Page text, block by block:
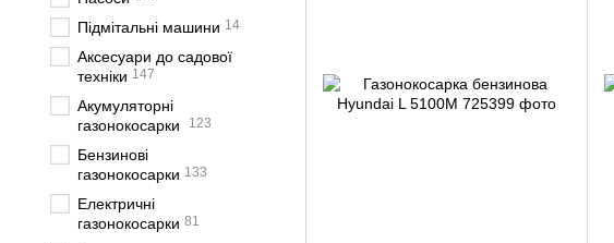
Підмітальні машини 14
Аксесуари до садової
техніки 147
Акумуляторні
газонокосарки
123
Бензинові
газонокосарки 133
Електричні
газонокосарки 81